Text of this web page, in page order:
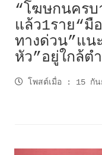
“โฆษกนครบ
แล้ว1ราย“มื
ทางด่วน”แน
หัว”อยู่ใกล้ต
โพสต์เมื่อ : 15 กั